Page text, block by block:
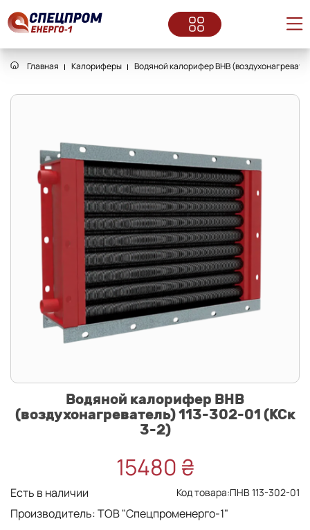
Главная Калориферы Водяной калорифер ВНВ
Водяной калорифер ВНВ
(воздухонагреватель) 113-302-01 (КСк
3-2)
15480 ₴
Есть в наличии Код товара:ПНВ 113-302-01
Производитель:ТОВ "Спецпроменерго-1"